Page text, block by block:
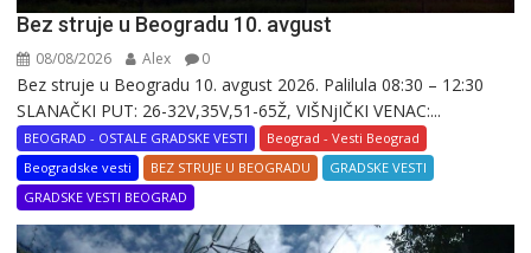
Bez struje u Beogradu 10. avgust
08/08/2026 Alex 0
Bez struje u Beogradu 10. avgust 2026. Palilula 08:30 – 12:30
SLANAČKI PUT: 26-32V,35V,51-65Ž, VIŠNjIČKI VENAC:...
BEOGRAD - OSTALE GRADSKE VESTI
Beograd - Vesti Beograd
Beogradske vesti
BEZ STRUJE U BEOGRADU
GRADSKE VESTI
GRADSKE VESTI BEOGRAD